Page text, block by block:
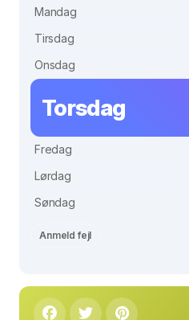
Mandag
Tirsdag
Onsdag
Torsdag
Fredag
Lørdag
Søndag
Anmeld fejl